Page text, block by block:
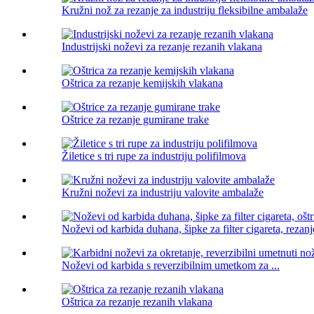
Kružni nož za rezanje za industriju fleksibilne ambalaže
Industrijski noževi za rezanje rezanih vlakana
Oštrica za rezanje kemijskih vlakana
Oštrice za rezanje gumirane trake
Žiletice s tri rupe za industriju polifilmova
Kružni noževi za industriju valovite ambalaže
Noževi od karbida duhana, šipke za filter cigareta,
Noževi od karbida s reverzibilnim umetkom za ...
Oštrica za rezanje rezanih vlakana